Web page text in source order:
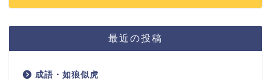
最近の投稿
成語・如狼似虎